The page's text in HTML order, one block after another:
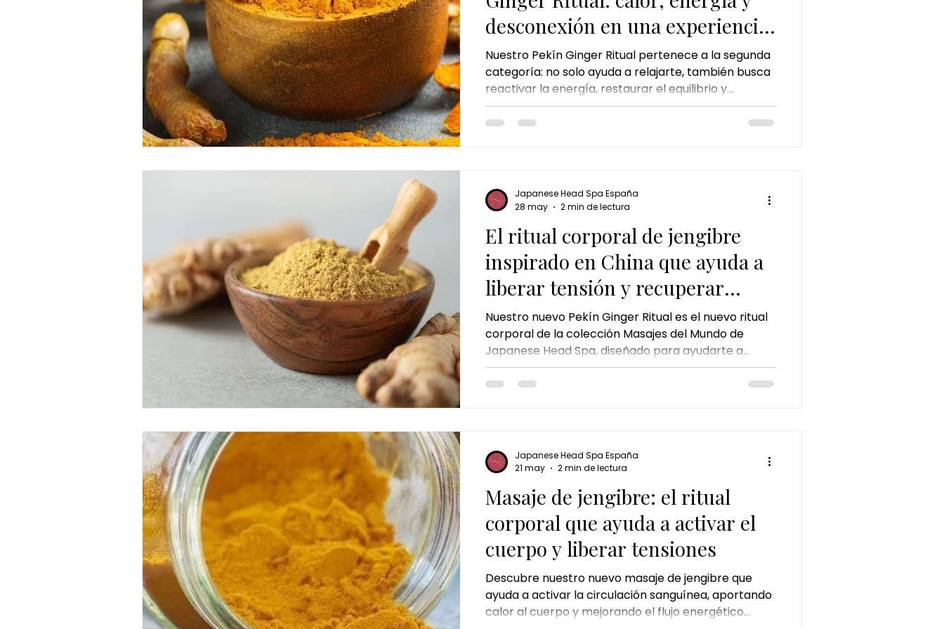
desconexión en una experiencia
sensorial
Nuestro Pekín Ginger Ritual pertenece a la segunda
categoría: no solo ayuda a relajarte, también busca
reactivar la energía, restaurar el equilibrio y
devolverle vitalidad al cuerpo.
El ritual corporal de jengibre
inspirado en China que ayuda a
liberar tensión y recuperar
energía
Nuestro nuevo Pekín Ginger Ritual es el nuevo ritual
corporal de la colección Masajes del Mundo de
Japanese Head Spa, diseñado para ayudarte a
recuperar el equilibrio corporal, liberar tensiones y
reactivar la energía desde el interior.
Japanese Head Spa España
28 may
2 min de lectura
Masaje de jengibre: el ritual
corporal que ayuda a activar el
cuerpo y liberar tensiones
Descubre nuestro nuevo masaje de jengibre que
ayuda a activar la circulación sanguínea, aportando
calor al cuerpo y mejorando el flujo energético
Japanese Head Spa España
21 may
2 min de lectura